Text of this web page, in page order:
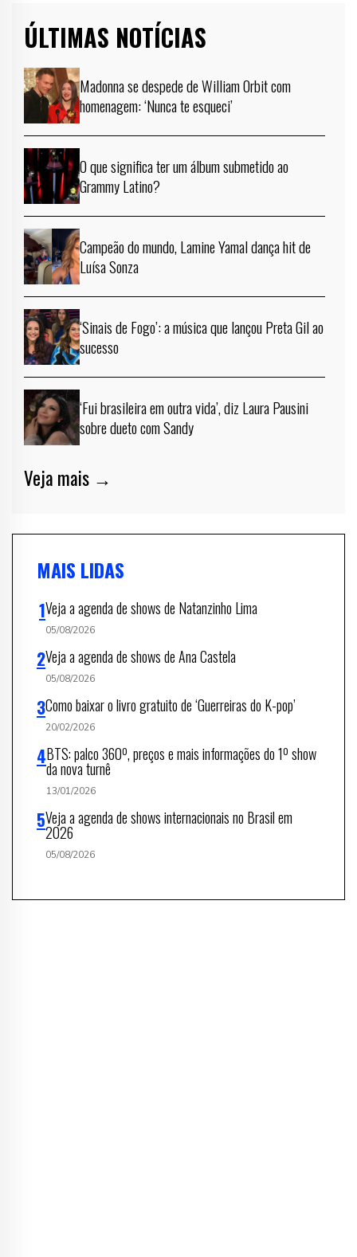
ÚLTIMAS NOTÍCIAS
Madonna se despede de William Orbit com
homenagem: ‘Nunca te esqueci’
O que significa ter um álbum submetido ao
Grammy Latino?
Campeão do mundo, Lamine Yamal dança hit de
Luísa Sonza
‘Sinais de Fogo’: a música que lançou Preta Gil ao
sucesso
‘Fui brasileira em outra vida’, diz Laura Pausini
sobre dueto com Sandy
Veja mais →
MAIS LIDAS
Veja a agenda de shows de Natanzinho Lima
05/08/2026
Veja a agenda de shows de Ana Castela
05/08/2026
Como baixar o livro gratuito de ‘Guerreiras do K-pop’
20/02/2026
BTS: palco 360º, preços e mais informações do 1º show
da nova turnê
13/01/2026
Veja a agenda de shows internacionais no Brasil em
2026
05/08/2026